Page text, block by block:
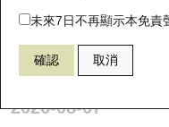
未來7日不再顯示本免責
確認 取消
29594 瑞銀認
2026-08-07
即將到期認股證
認股證到期結算價查詢
認股證分析儀
牛熊證街貨分佈圖
正股牛熊證列表
新發行瑞銀牛熊證
十天股證佔大市成交
資金流
街貨統計
恒指成份股
國指成份股
科指成份股
講座及教育短片
認股證投資者教育
牛熊證投資者教育